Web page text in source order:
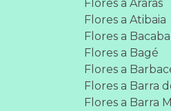
Flores a Araras
Flores a Atibaia
Flores a Bacabal
Flores a Bagé
Flores a
Flores a Barra
Flores a Barra